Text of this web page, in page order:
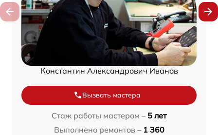
Константин Александрович Иванов
Вызвать мастера
Стаж работы мастером – 5 лет
Выполнено ремонтов – 1 360